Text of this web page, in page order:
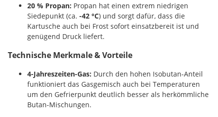
20 % Propan: Propan hat einen extrem niedrigen
Siedepunkt (ca. -42 °C) und sorgt dafür, dass die
Kartusche auch bei Frost sofort einsatzbereit ist und
genügend Druck liefert.
Technische Merkmale & Vorteile
4-Jahreszeiten-Gas: Durch den hohen Isobutan-Anteil
funktioniert das Gasgemisch auch bei Temperaturen
um den Gefrierpunkt deutlich besser als herkömmliche
Butan-Mischungen.